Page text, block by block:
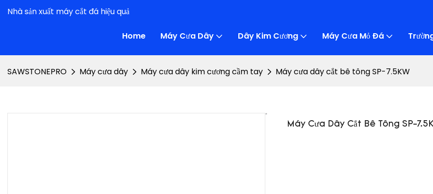
Nhà sản xuất máy cắt đá hiệu quả
Home Máy Cưa Dây Dây Kim Cương Máy Cưa Mỏ Đá
SAWSTONEPRO Máy cưa dây Máy cưa dây kim cương cầm tay Máy cưa dây cắt bê tông SP-7.5KW
Máy Cưa Dây Cắt Bê Tông SP-